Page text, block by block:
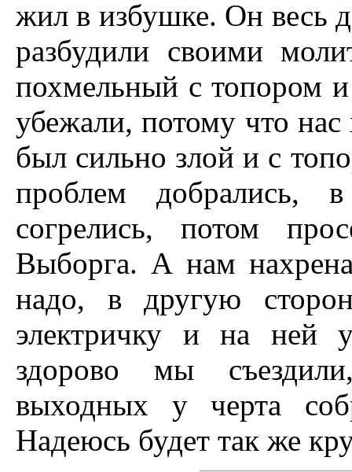
жил в избушке. Он весь
разбудили своими
похмельный с топором
убежали, потому что
был сильно злой и с
проблем добрались,
согрелись, потом
Выборга. А нам
надо, в другую
электричку и на ней
здорово мы
выходных у черта
Надеюсь будет так же